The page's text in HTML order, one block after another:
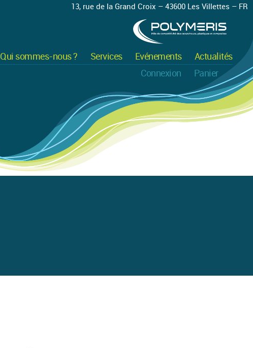
13, rue de la Grand Croix – 43600 Les Villettes – FR
Qui sommes-nous ? Services Evénements
Actualités
Connexion
Panier